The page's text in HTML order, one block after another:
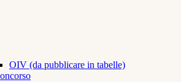
OIV (da pubblicare in tabelle)